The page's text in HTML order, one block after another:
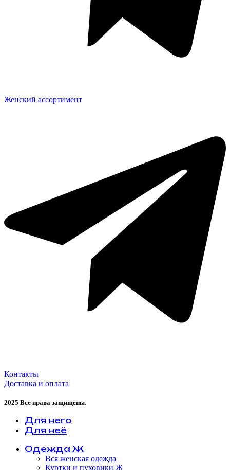
Женский ассортимент
Контакты
Доставка и оплата
2025 Все права защищены.
Для него
Для неё
Одежда Ж
Вся женская одежда
Куртки и пуховики Ж